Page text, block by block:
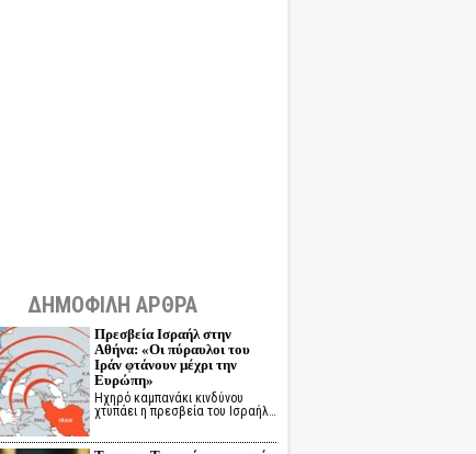
ΔΗΜΟΦΙΛΗ ΑΡΘΡΑ
Πρεσβεία Ισραήλ στην
Αθήνα: «Οι πύραυλοι του
Ιράν φτάνουν μέχρι την
Ευρώπη»
Ηχηρό καμπανάκι κινδύνου
χτυπάει η πρεσβεία του Ισραήλ…